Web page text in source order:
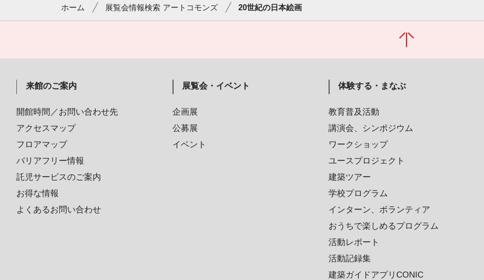
ホーム 展覧会情報検索 アートコモンズ 20世紀の日本絵画
来館のご案内
開館時間／お問い合わせ先
アクセスマップ
フロアマップ
バリアフリー情報
託児サービスのご案内
お得な情報
よくあるお問い合わせ
展覧会・イベント
企画展
公募展
イベント
体験する・まなぶ
教育普及活動
講演会、シンポジウム
ワークショップ
ユースプロジェクト
建築ツアー
学校プログラム
インターン、ボランティア
おうちで楽しめるプログラム
活動レポート
活動記録集
建築ガイドアプリCONIC